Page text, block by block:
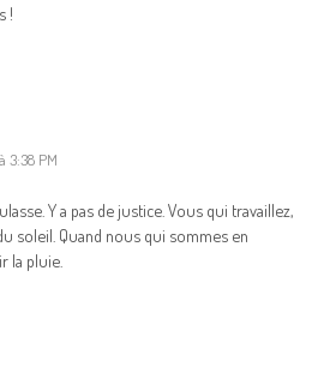
!
3:38 PM
Y a pas de justice. Vous qui travaillez,
soleil. Quand nous qui sommes en
la pluie.